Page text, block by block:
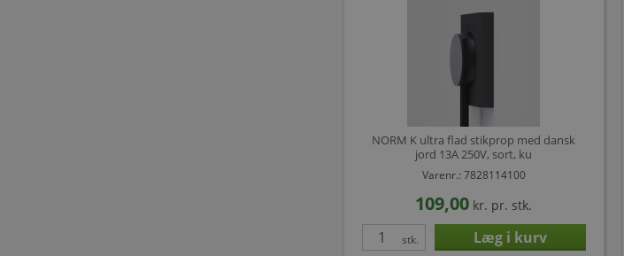
NORM K ultra flad stikprop med dansk
jord 13A 250V, sort, ku
Varenr.: 7828114100
109,00 kr. pr. stk.
stk.